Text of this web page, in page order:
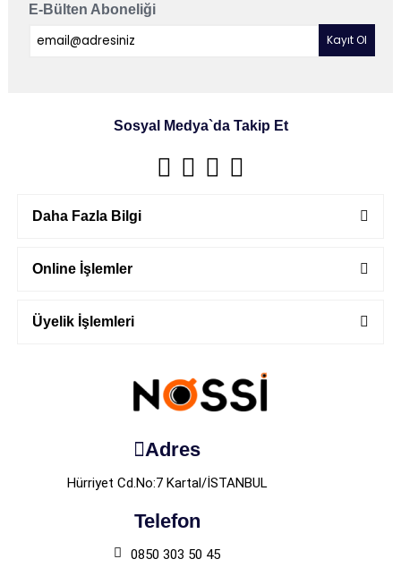
E-Bülten Aboneliği
Sosyal Medya`da Takip Et
Daha Fazla Bilgi
Online İşlemler
Üyelik İşlemleri
Adres
Hürriyet Cd.No:7 Kartal/İSTANBUL
Telefon
0850 303 50 45